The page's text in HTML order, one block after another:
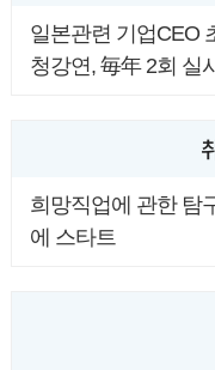
일본관련 기업CEO
청강연, 毎年 2회 실
희망직업에 관한 탐
에 스타트